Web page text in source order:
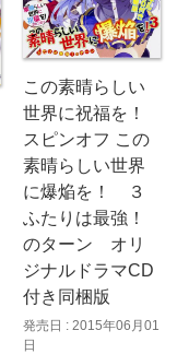
この素晴らしい
世界に祝福を！
スピンオフ この
素晴らしい世界
に爆焔を！ ３
ふたりは最強！
のターン オリ
ジナルドラマCD
付き同梱版
発売日 : 2015年06月01
日